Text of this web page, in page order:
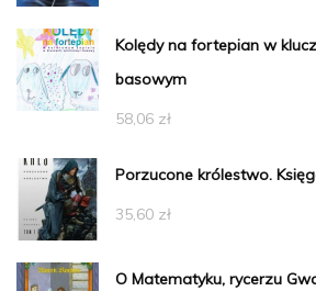
Kolędy na fortepian w
basowym
58,06 zł
Porzucone królestwo.
35,60 zł
O Matematyku, rycerzu